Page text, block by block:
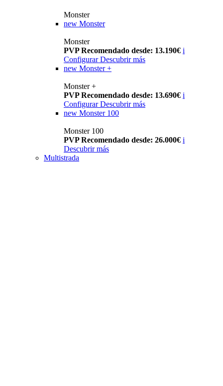
Monster
new Monster
Monster
PVP Recomendado desde: 13.190€ i
Configurar Descubrir más
new Monster +
Monster +
PVP Recomendado desde: 13.690€ i
Configurar Descubrir más
new Monster 100
Monster 100
PVP Recomendado desde: 26.000€ i
Descubrir más
Multistrada